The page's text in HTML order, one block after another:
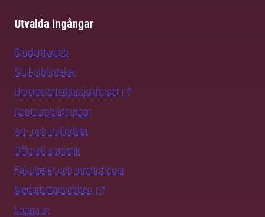
Utvalda ingångar
Studentwebb
SLU-biblioteket
Universitetsdjursjukhuset
Centrumbildningar
Art- och miljödata
Officiell statistik
Fakulteter och institutioner
Medarbetarwebben
Logga in